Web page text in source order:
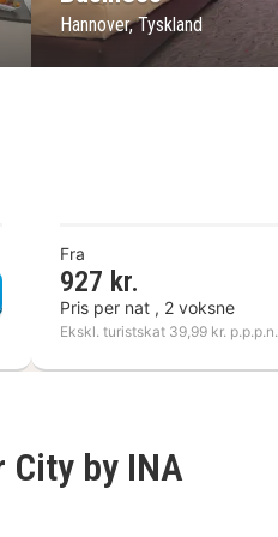
Hotel Am Leineschloss
Hannover, Tyskland
Fra
927 kr.
Pris per nat , 2 voksne
Ekskl. turistskat 39,99 kr. p.p.p.n.
City by INA